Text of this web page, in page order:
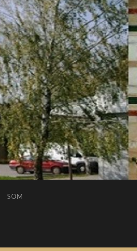
SOM